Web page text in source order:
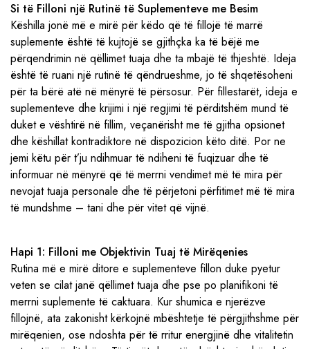
Si të Filloni një Rutinë të Suplementeve me Besim
Këshilla jonë më e mirë për këdo që të fillojë të marrë
suplemente është të kujtojë se gjithçka ka të bëjë me
përqendrimin në qëllimet tuaja dhe ta mbajë të thjeshtë. Ideja
është të ruani një rutinë të qëndrueshme, jo të shqetësoheni
për ta bërë atë në mënyrë të përsosur. Për fillestarët, ideja e
suplementeve dhe krijimi i një regjimi të përditshëm mund të
duket e vështirë në fillim, veçanërisht me të gjitha opsionet
dhe këshillat kontradiktore në dispozicion këto ditë. Por ne
jemi këtu për t’ju ndihmuar të ndiheni të fuqizuar dhe të
informuar në mënyrë që të merrni vendimet më të mira për
nevojat tuaja personale dhe të përjetoni përfitimet më të mira
të mundshme – tani dhe për vitet që vijnë.
Hapi 1: Filloni me Objektivin Tuaj të Mirëqenies
Rutina më e mirë ditore e suplementeve fillon duke pyetur
veten se cilat janë qëllimet tuaja dhe pse po planifikoni të
merrni suplemente të caktuara. Kur shumica e njerëzve
fillojnë, ata zakonisht kërkojnë mbështetje të përgjithshme për
mirëqenien, ose ndoshta për të rritur energjinë dhe vitalitetin